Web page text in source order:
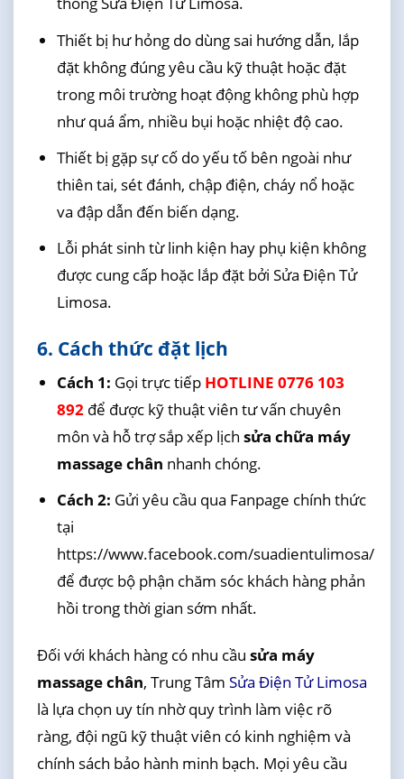
Thiết bị hư hỏng do dùng sai hướng dẫn, lắp
đặt không đúng yêu cầu kỹ thuật hoặc đặt
trong môi trường hoạt động không phù hợp
như quá ẩm, nhiều bụi hoặc nhiệt độ cao.
Thiết bị gặp sự cố do yếu tố bên ngoài như
thiên tai, sét đánh, chập điện, cháy nổ hoặc
va đập dẫn đến biến dạng.
Lỗi phát sinh từ linh kiện hay phụ kiện không
được cung cấp hoặc lắp đặt bởi Sửa Điện Tử
Limosa.
6. Cách thức đặt lịch
Cách 1: Gọi trực tiếp HOTLINE 0776 103
892để được kỹ thuật viên tư vấn chuyên
môn và hỗ trợ sắp xếp lịch sửa chữa máy
massage chân nhanh chóng.
Cách 2: Gửi yêu cầu qua Fanpage chính thức
tại
https://www.facebook.com/suadientulimosa/
để được bộ phận chăm sóc khách hàng phản
hồi trong thời gian sớm nhất.
Đối với khách hàng có nhu cầu sửa máy
massage chân, Trung Tâm Sửa Điện Tử Limosa
là lựa chọn uy tín nhờ quy trình làm việc rõ
ràng, đội ngũ kỹ thuật viên có kinh nghiệm và
chính sách bảo hành minh bạch. Mọi yêu cầu